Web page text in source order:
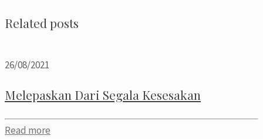
Related posts
26/08/2021
Melepaskan Dari Segala Kesesakan
Read more